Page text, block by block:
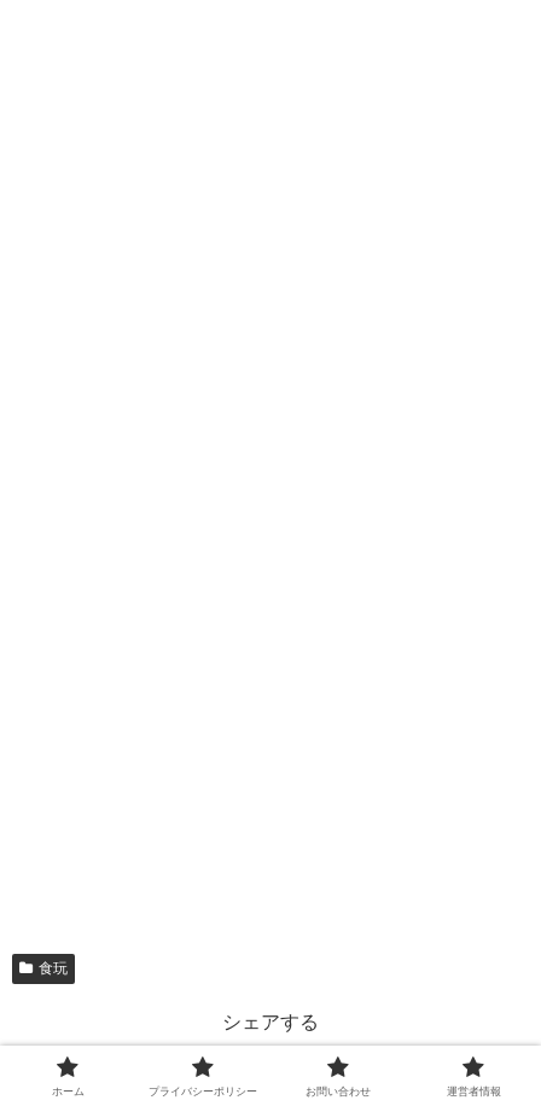
食玩
シェアする
はてブ
ホーム プライバシーポリシー お問い合わせ 運営者情報